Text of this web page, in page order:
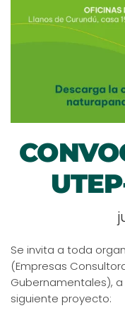
Se invita a toda
(Empresas
Gubernamentales),
siguiente proyecto: